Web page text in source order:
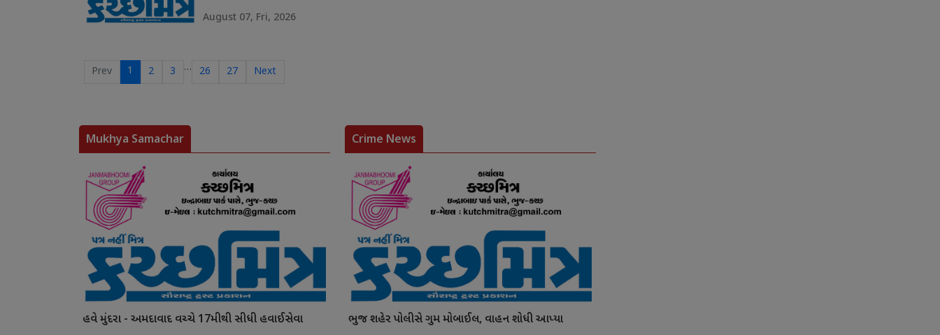
August 07, Fri, 2026
Prev 1 2 3 … 26 27 Next
Mukhya Samachar
હવે મુંદરા - અમદાવાદ વચ્ચે 17મીથી સીધી હવાઈસેવા
Crime News
ભુજ શહેર પોલીસે ગુમ મોબાઈલ, વાહન શોધી આપ્યા